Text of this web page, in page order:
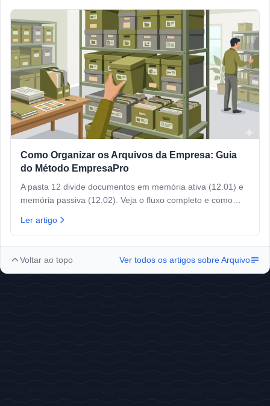
Como Organizar os Arquivos da Empresa: Guia
do Método EmpresaPro
A pasta 12 divide documentos em memória ativa (12.01) e
memória passiva (12.02). Veja o fluxo completo e como
Ler artigo
Voltar ao topo Ver todos os artigos sobreArquivo